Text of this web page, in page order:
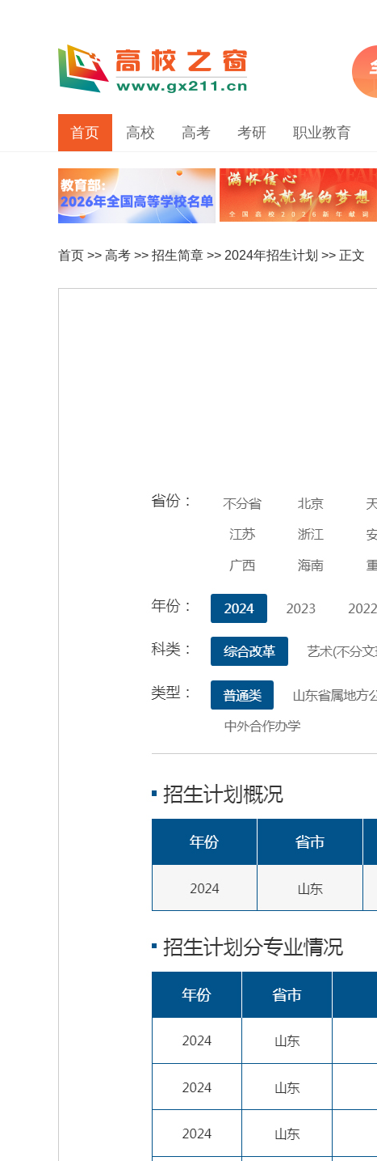
首页 高校 高考 考研 职业教育
首页 >> 高考 >> 招生简章 >> 2024年招生计划 >> 正文